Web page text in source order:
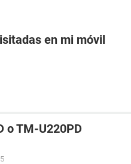
muchas gracias
en mi móvil
o TM-U220PD